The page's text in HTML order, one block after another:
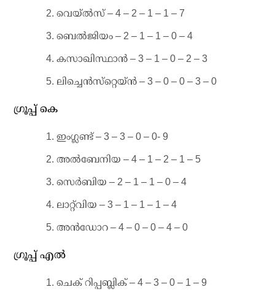
വെയ്ല്‍സ് – 4 – 2 – 1 – 1 – 7
ബെല്‍ജിയം – 2 – 1 – 1 – 0 – 4
കസാഖിസ്ഥാന്‍ – 3 – 1 – 0 – 2 – 3
ലിച്ചെന്‍സ്‌റ്റെയ്ന്‍ – 3 – 0 – 0 – 3 – 0
ഗ്രൂപ്പ് കെ
ഇംഗ്ലണ്ട് – 3 – 3 – 0 – 0- 9
അല്‍ബേനിയ – 4 – 1 – 2 – 1 – 5
സെര്‍ബിയ – 2 – 1 – 1 – 0 – 4
ലാറ്റ്‌വിയ – 3 – 1 – 1 – 1 – 4
അന്‍ഡോറ – 4 – 0 – 0 – 4 – 0
ഗ്രൂപ്പ് എല്‍
ചെക് റിപ്പബ്ലിക് – 4 – 3 – 0 – 1 – 9